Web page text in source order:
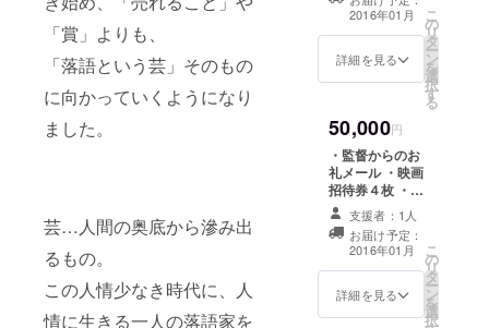
「賞」よりも、
「落語という芸」そのもの
に向かっていくようになり
ました。
芸…人間の奥底から滲み出
るもの。
この人情少なき時代に、人
情に生きる一人の落語家を
選したスチール
写真3枚(データ)
・映画の公式サ
イト、パンフ
部 ・映画本編の
DVD-R１枚(全劇
場公開終了後に
進呈)
2016年01月
詳細を見る
こ
の
リ
タ
ー
ン
を
選
択
す
る
50,000円
・監督からのお
礼メール ・映画
招待券４枚 ・映
画企画書１部 ・
映画本編より厳
選したスチール
写真3枚(データ)
・映画の公式サ
イト、パンフ
支援者：1人
お届け予定：
2016年01月
詳細を見る
こ
の
リ
タ
ー
ン
を
選
択